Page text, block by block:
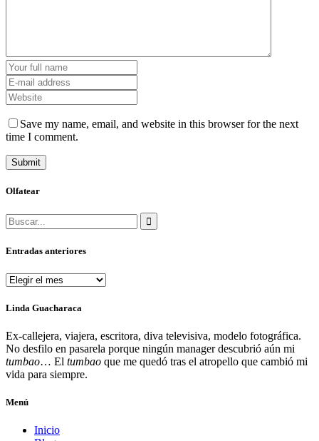
Save my name, email, and website in this browser for the next
time I comment.
Olfatear
Search
for:
Entradas anteriores
Entradas
Linda Guacharaca
Ex-callejera, viajera, escritora, diva televisiva, modelo fotográfica.
No desfilo en pasarela porque ningún manager descubrió aún mi
tumbao… El tumbao que me quedó tras el atropello que cambió mi
vida para siempre.
Menú
Inicio